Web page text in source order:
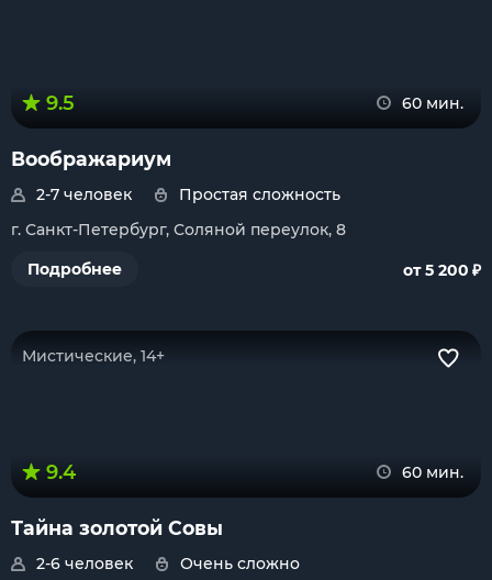
9.5 60 мин.
Воображариум
2-7 человек
Простая сложность
г. Санкт-Петербург, Соляной переулок, 8
Подробнее
от 5 200 ₽
Мистические, 14+
9.4 60 мин.
Тайна золотой Совы
2-6 человек
Очень сложно